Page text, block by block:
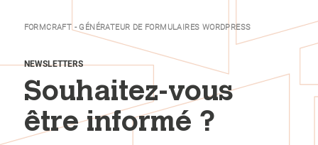
FORMCRAFT - GÉNÉRATEUR DE FORMULAIRES WORDPRESS
NEWSLETTERS
Souhaitez-vous
être informé ?